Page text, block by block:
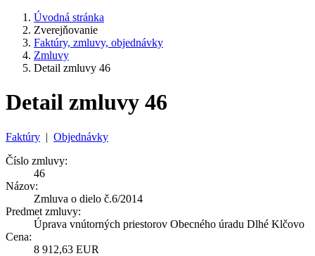
Úvodná stránka
Zverejňovanie
Faktúry, zmluvy, objednávky
Zmluvy
Detail zmluvy 46
Detail zmluvy 46
Faktúry | Objednávky
Číslo zmluvy:
46
Názov:
Zmluva o dielo č.6/2014
Predmet zmluvy:
Úprava vnútorných priestorov Obecného úradu Dlhé Klčovo
Cena:
8 912,63 EUR